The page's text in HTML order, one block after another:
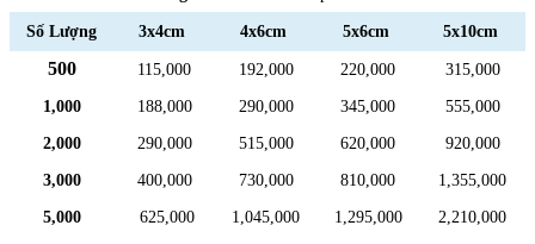
Số Lượng 3x4cm 4x6cm 5x6cm 5x10cm
500 115,000 192,000 220,000 315,000
1,000 188,000 290,000 345,000 555,000
2,000 290,000 515,000 620,000 920,000
3,000 400,000 730,000 810,000 1,355,000
5,000 625,000 1,045,000 1,295,000 2,210,000